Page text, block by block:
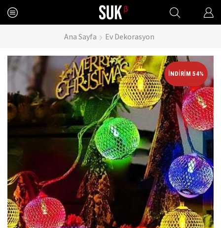
Ana Sayfa Ev Dekorasyon
İNDIRIM 54%